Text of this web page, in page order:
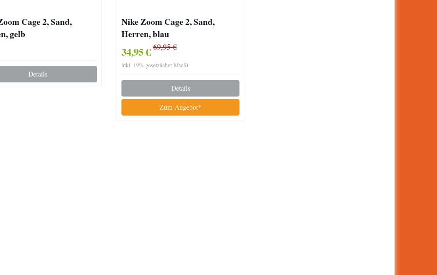
Cage 2, Sand,
gelb
Details
Nike Zoom Cage 2, Sand,
Herren, blau
34,95 € 69,95 €
inkl. 19% gesetzlicher MwSt.
Details
Zum Angebot*